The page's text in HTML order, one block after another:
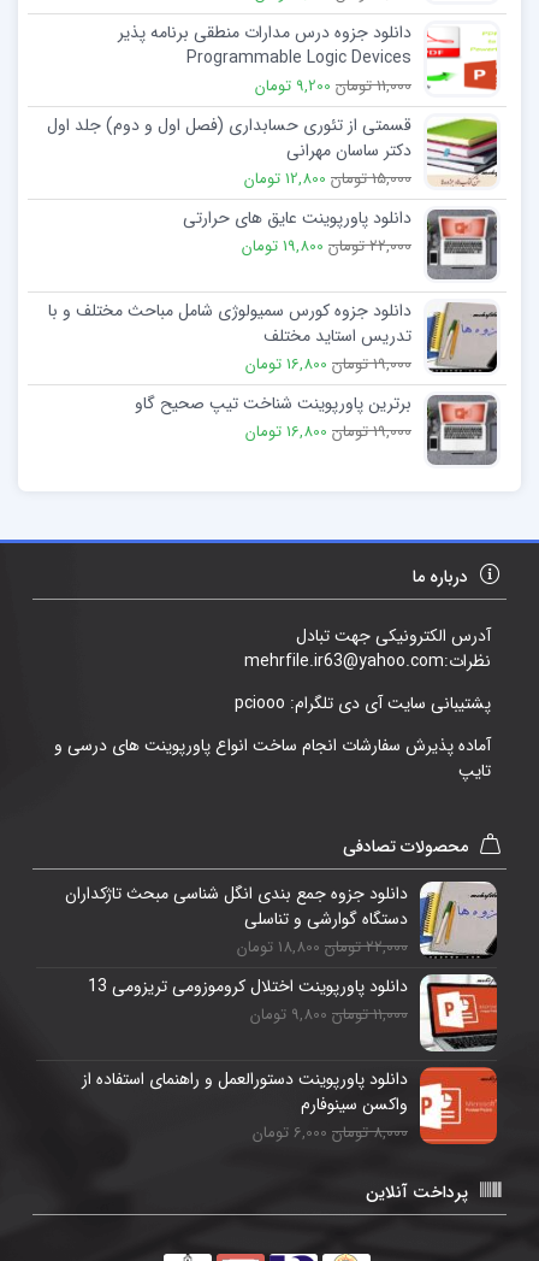
دانلود جزوه درس مدارات منطقی برنامه پذیر
Programmable Logic Devices
11,000 تومان 9,200 تومان
قسمتی از تئوری حسابداری (فصل اول و دوم) جلد اول
دکتر ساسان مهرانی
15,000 تومان 12,800 تومان
دانلود پاورپوینت عایق های حرارتی
22,000 تومان 19,800 تومان
دانلود جزوه کورس سمیولوژی شامل مباحث مختلف و با
تدریس استاید مختلف
19,000 تومان 16,800 تومان
برترین پاورپوینت شناخت تیپ صحیح گاو
19,000 تومان 16,800 تومان
درباره ما
آدرس الکترونیکی جهت تبادل
نظرات:mehrfile.ir63@yahoo.com
پشتیبانی سایت آی دی تلگرام: pciooo
آماده پذیرش سفارشات انجام ساخت انواع پاورپوینت های درسی و
تایپ
محصولات تصادفی
دانلود جزوه جمع بندی انگل شناسی مبحث تاژکداران
دستگاه گوارشی و تناسلی
22,000 تومان 18,800 تومان
دانلود پاورپوینت اختلال کروموزومی تریزومی 13
11,000 تومان 9,800 تومان
دانلود پاورپوینت دستورالعمل و راهنمای استفاده از
واکسن سینوفارم
8,000 تومان 6,000 تومان
پرداخت آنلاین